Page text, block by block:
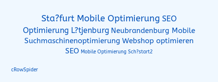
Sta?furt Mobile Optimierung SEO
Optimierung L?tjenburg Neubrandenburg Mobile
Suchmaschinenoptimierung Webshop optimieren
SEO Mobile Optimierung Sch?start2
cRowSpider